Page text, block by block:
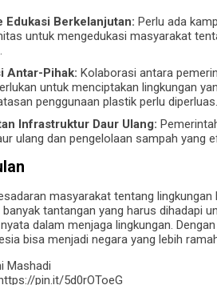
Edukasi Berkelanjutan: Perlu ada
untuk mengedukasi masyarakat
Antar-Pihak: Kolaborasi antara
untuk menciptakan lingkungan
penggunaan plastik perlu diperluas.
Infrastruktur Daur Ulang:
ulang dan pengelolaan sampah yang
masyarakat tentang
tantangan yang harus dihadapi
dalam menjaga lingkungan.
bisa menjadi negara yang lebih
Mashadi
pin.it/5d0rOToeG